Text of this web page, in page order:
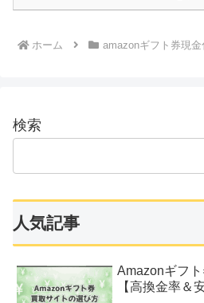
ホーム amazonギフト券現金
検索
人気記事
Amazonギフ
【高換金率＆